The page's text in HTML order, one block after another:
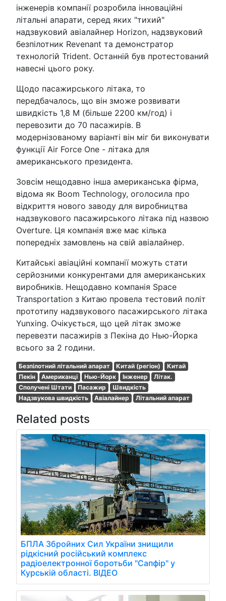
інженерів компанії розробила інноваційні
літальні апарати, серед яких "тихий"
надзвуковий авіалайнер Horizon, надзвуковий
безпілотник Revenant та демонстратор
технологій Trident. Останній був протестований
навесні цього року.
Щодо пасажирського літака, то
передбачалось, що він зможе розвивати
швидкість 1,8 М (більше 2200 км/год) і
перевозити до 70 пасажирів. В
модернізованому варіанті він міг би виконувати
функції Air Force One - літака для
американського президента.
Зовсім нещодавно інша американська фірма,
відома як Boom Technology, оголосила про
відкриття нового заводу для виробництва
надзвукового пасажирського літака під назвою
Overture. Ця компанія вже має кілька
попередніх замовлень на свій авіалайнер.
Китайські авіаційні компанії можуть стати
серйозними конкурентами для американських
виробників. Нещодавно компанія Space
Transportation з Китаю провела тестовий політ
прототипу надзвукового пасажирського літака
Yunxing. Очікується, що цей літак зможе
перевезти пасажирів з Пекіна до Нью-Йорка
всього за 2 години.
Безпілотний літальний апарат Китай (регіон)
Китай
Пекін
Американці Нью-Йорк Інженер
Літак.
Сполучені Штати
Пасажир
Швидкість
Надзвукова швидкість
Авіалайнер Літальний апарат
Related posts
БПЛА Збройних Сил України знищили
рідкісний російський комплекс
радіоелектронної боротьби "Сапфір" у
Курській області. ВІДЕО